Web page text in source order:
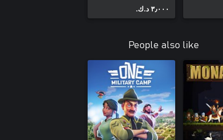
٣٫٠٠٠ د.ك.‏
People also like